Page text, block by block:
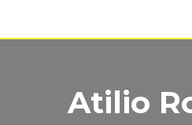
Atilio